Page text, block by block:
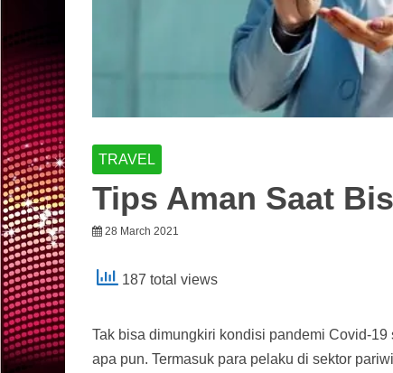
TRAVEL
Tips Aman Saat
28 March 2021
187 total views
Tak bisa dimungkiri kondisi pandemi Covid-
apa pun. Termasuk para pelaku di sektor